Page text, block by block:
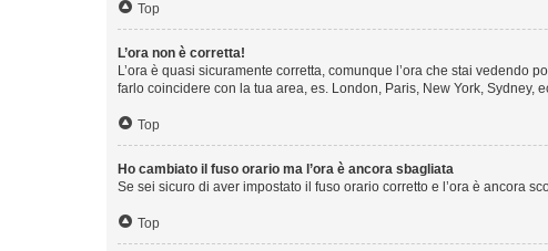
Top
L’ora non è corretta!
L’ora è quasi sicuramente corretta, comunque l’ora che stai
farlo coincidere con la tua area, es. London, Paris, New York,
Top
Ho cambiato il fuso orario ma l’ora è ancora sbagliata
Se sei sicuro di aver impostato il fuso orario corretto e l’ora è ancora
Top